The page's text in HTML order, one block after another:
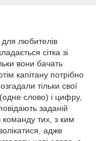
любителів
сітка зі
вони бачать
капітану потрібно
тільки свої
слово) і цифру,
заданій
команду тих, з ким
адже